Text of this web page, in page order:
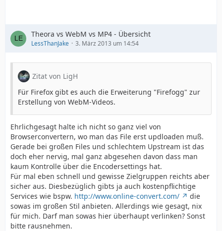
Theora vs WebM vs MP4 - Übersicht
LessThanJake 3. März 2013 um 14:54
Zitat von LigH
Für Firefox gibt es auch die Erweiterung "Firefogg" zur
Erstellung von WebM-Videos.
Ehrlichgesagt halte ich nicht so ganz viel von
Browserconvertern, wo man das File erst updloaden muß.
Gerade bei großen Files und schlechtem Upstream ist das
doch eher nervig, mal ganz abgesehen davon dass man
kaum Kontrolle über die Encodersettings hat.
Für mal eben schnell und gewisse Zielgruppen reichts aber
sicher aus. Diesbezüglich gibts ja auch kostenpflichtige
Services wie bspw. http://www.online-convert.com/
die
sowas im großen Stil anbieten. Allerdings wie gesagt, nix
für mich. Darf man sowas hier überhaupt verlinken? Sonst
bitte rausnehmen.